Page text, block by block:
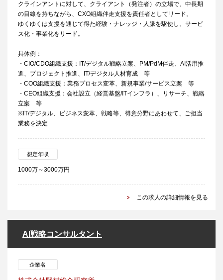
クラインアントに対して、クライアント（発注者）の立場で、中長期
の目線を持ちながら、CXO組織伴走支援を責任者としてリード。
ゆくゆくは支援を通じて得た経験・ナレッジ・人脈を駆使し、サービ
ス化・事業化をリード。
具体例：
・CIO/CDO組織支援：IT/デジタル戦略立案、PM/PdM伴走、AI活用推
進、プロジェクト推進、IT/デジタル人材育成 等
・COO組織支援：業務プロセス変革、新規事業/サービス立案 等
・CEO組織支援：会社設立（経営基盤/ITインフラ）、リサーチ、戦略
立案 等
※IT/デジタル、ビジネス変革、戦略等、得意分野にあわせて、ご担当
業務を決定
想定年収
1000万～3000万円
この求人の詳細情報を見る
AI戦略コンサルタント
企業名